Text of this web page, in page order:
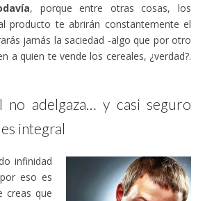
, porque entre otras cosas, los
producto te abrirán constantemente el
jamás la saciedad -algo que por otro
a quien te vende los cereales, ¿verdad?.
no adelgaza… y casi seguro
integral
infinidad
eso es
creas que